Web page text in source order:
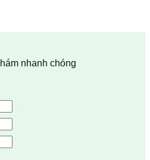
nhanh chóng